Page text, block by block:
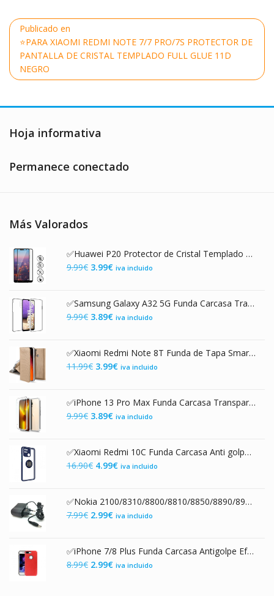
Navegación
de
entradas
Publicado en
⭐PARA XIAOMI REDMI NOTE 7/7 PRO/7S PROTECTOR DE
PANTALLA DE CRISTAL TEMPLADO FULL GLUE 11D
NEGRO
Hoja informativa
Permanece conectado
Más Valorados
✅Huawei P20 Protector de Cristal Templado con Marco Negro
9.99€ El
era:
9.99€.
3.99€El
es:
3.99€.
iva incluido
✅Samsung Galaxy A32 5G Funda Carcasa Transparente Doble con Protección 360º
9.99€ El
era:
9.99€.
3.89€El
es:
3.89€.
iva incluido
✅Xiaomi Redmi Note 8T Funda de Tapa Smart Magnet Dorada
11.99€ El
era:
11.99€.
3.99€El
es:
3.99€.
iva incluido
✅iPhone 13 Pro Max Funda Carcasa Transparente Doble Integral 360º
9.99€ El
era:
9.99€.
3.89€El
es:
3.89€.
iva incluido
✅Xiaomi Redmi 10C Funda Carcasa Anti golpes con Anillo Trasero
16.90€ El
era:
16.90€.
4.99€El
es:
4.99€.
iva incluido
✅Nokia 2100/8310/8800/8810/8850/8890/8910/8910i/9110 Cargador de Red 110-250 VAC
7.99€ El
era:
7.99€.
2.99€El
es:
2.99€.
iva incluido
✅iPhone 7/8 Plus Funda Carcasa Antigolpe Efecto Piel Roja
8.99€ El
2.99€Eliva incluido